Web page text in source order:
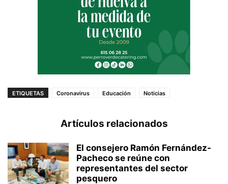
ETIQUETAS Coronavirus Educación Noticias
Artículos relacionados
El consejero Ramón Fernández-
Pacheco se reúne con
representantes del sector
pesquero